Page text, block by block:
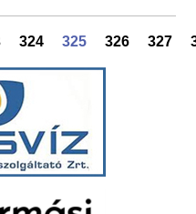
324 325 326 327